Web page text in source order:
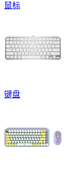
鼠标
键盘